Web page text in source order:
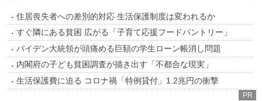
住居喪失者への差別的対応 生活保護制度は変われるか
すぐ隣にある貧困 広がる「子育て応援フードパントリー」
バイデン大統領が頭痛める巨額の学生ローン帳消し問題
内閣府の子ども貧困調査が描き出す「不都合な現実」
生活保護費に迫る コロナ禍「特例貸付」1.2兆円の衝撃
PR